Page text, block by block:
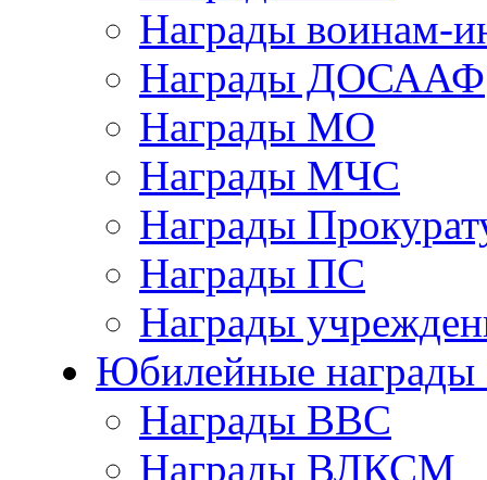
Награды воинам-
Награды ДОСААФ
Награды МО
Награды МЧС
Награды
Награды ПС
Награды
Юбилейные награды
Награды ВВС
Награды ВЛКСМ